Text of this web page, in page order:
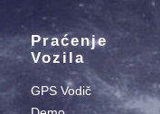
Praćenje
Vozila
GPS Vodič